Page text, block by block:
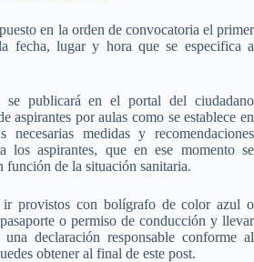
en la orden de convocatoria el primer
fecha, lugar y hora que se especifica a
se publicará en el portal del ciudadano
aspirantes por aulas como se establece en
necesarias medidas y recomendaciones
los aspirantes, que en ese momento se
función de la situación sanitaria.
ir provistos con bolígrafo de color azul o
o permiso de conducción y llevar
declaración responsable conforme al
obtener al final de este post.